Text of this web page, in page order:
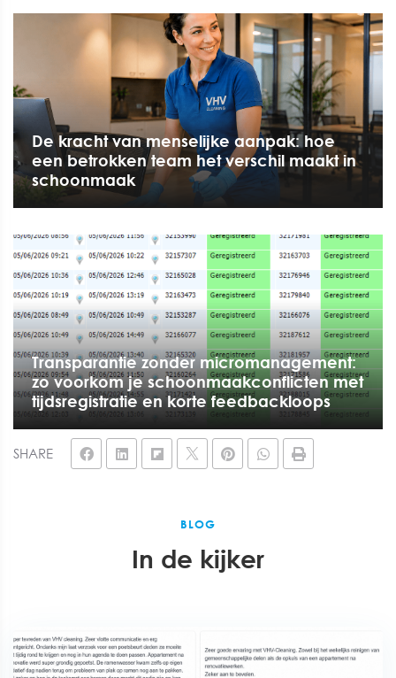
SHARE
De kracht van menselijke aanpak: hoe
een betrokken team het verschil maakt in
schoonmaak
Transparantie zonder micromanagement:
zo voorkom je schoonmaakconflicten met
tijdsregistratie en korte feedbackloops
BLOG
In de kijker